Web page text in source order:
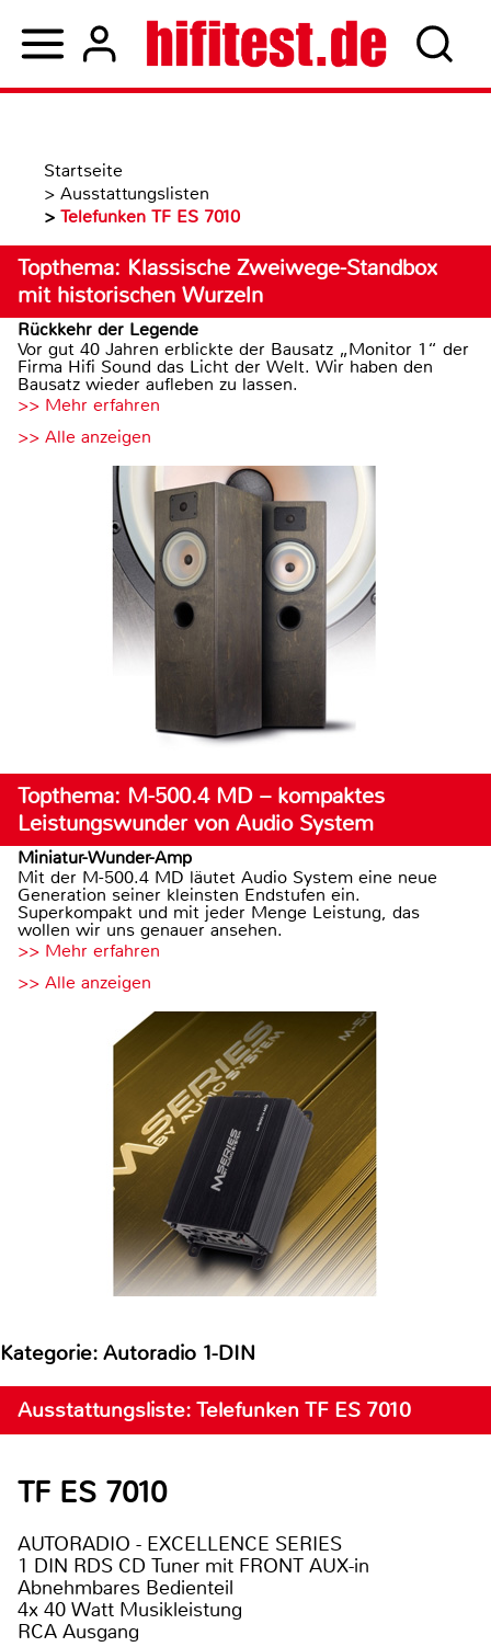
Startseite
> Ausstattungslisten
> Telefunken TF ES 7010
Topthema: Klassische Zweiwege-Standbox
mit historischen Wurzeln
Rückkehr der Legende
Vor gut 40 Jahren erblickte der Bausatz „Monitor 1“ der
Firma Hifi Sound das Licht der Welt. Wir haben den
Bausatz wieder aufleben zu lassen.
>> Mehr erfahren
>> Alle anzeigen
Topthema: M-500.4 MD – kompaktes
Leistungswunder von Audio System
Miniatur-Wunder-Amp
Mit der M-500.4 MD läutet Audio System eine neue
Generation seiner kleinsten Endstufen ein.
Superkompakt und mit jeder Menge Leistung, das
wollen wir uns genauer ansehen.
>> Mehr erfahren
>> Alle anzeigen
Kategorie: Autoradio 1-DIN
Ausstattungsliste: Telefunken TF ES 7010
TF ES 7010
AUTORADIO - EXCELLENCE SERIES
1 DIN RDS CD Tuner mit FRONT AUX-in
Abnehmbares Bedienteil
4x 40 Watt Musikleistung
RCA Ausgang